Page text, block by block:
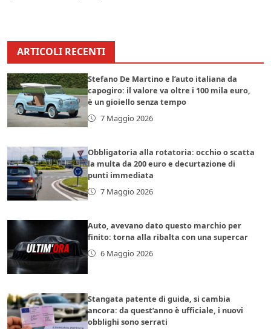
ARTICOLI RECENTI
Stefano De Martino e l’auto italiana da
capogiro: il valore va oltre i 100 mila euro,
è un gioiello senza tempo
7 Maggio 2026
Obbligatoria alla rotatoria: occhio o scatta
la multa da 200 euro e decurtazione di
punti immediata
7 Maggio 2026
Auto, avevano dato questo marchio per
finito: torna alla ribalta con una supercar
6 Maggio 2026
Stangata patente di guida, si cambia
ancora: da quest’anno è ufficiale, i nuovi
obblighi sono serrati